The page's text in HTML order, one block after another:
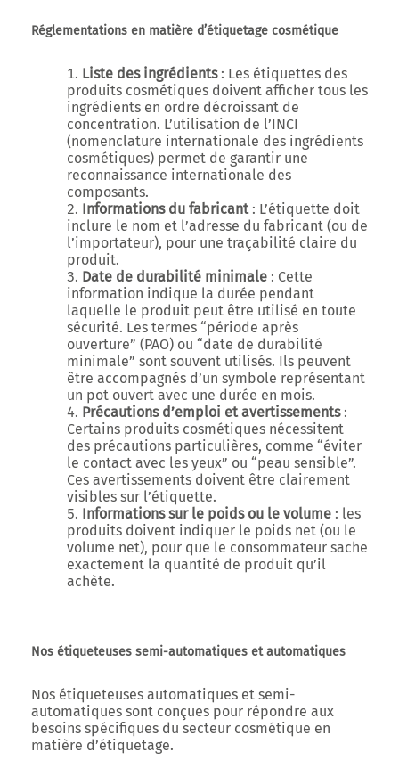
Réglementations en matière d’étiquetage cosmétique
Liste des ingrédients : Les étiquettes des
produits cosmétiques doivent afficher tous les
ingrédients en ordre décroissant de
concentration. L’utilisation de l’INCI
(nomenclature internationale des ingrédients
cosmétiques) permet de garantir une
reconnaissance internationale des
composants.
Informations du fabricant : L’étiquette doit
inclure le nom et l’adresse du fabricant (ou de
l’importateur), pour une traçabilité claire du
produit.
Date de durabilité minimale : Cette
information indique la durée pendant
laquelle le produit peut être utilisé en toute
sécurité. Les termes “période après
ouverture” (PAO) ou “date de durabilité
minimale” sont souvent utilisés. Ils peuvent
être accompagnés d’un symbole représentant
un pot ouvert avec une durée en mois.
Précautions d’emploi et avertissements :
Certains produits cosmétiques nécessitent
des précautions particulières, comme “éviter
le contact avec les yeux” ou “peau sensible”.
Ces avertissements doivent être clairement
visibles sur l’étiquette.
Informations sur le poids ou le volume : les
produits doivent indiquer le poids net (ou le
volume net), pour que le consommateur sache
exactement la quantité de produit qu’il
achète.
Nos étiqueteuses semi-automatiques et automatiques
Nos étiqueteuses automatiques et semi-
automatiques sont conçues pour répondre aux
besoins spécifiques du secteur cosmétique en
matière d’étiquetage.